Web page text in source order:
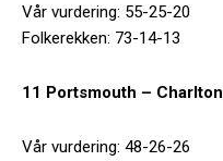
Vår vurdering: 55-25-20
Folkerekken: 73-14-13
11 Portsmouth – Charlton
Vår vurdering: 48-26-26